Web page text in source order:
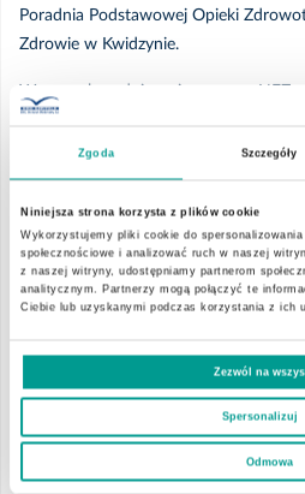
Zgoda Szczegóły
Niniejsza strona korzysta z plików cookie
Wykorzystujemy pliki cookie do
społecznościowe i analizować ruch w naszej
z naszej witryny, udostępniamy partnerom
analitycznym. Partnerzy mogą połączyć te
Ciebie lub uzyskanymi podczas korzystania z ich
Zezwól na
Spersonalizuj
Odmowa
Listopad
Październik
Wrzesień
Lipiec
Czerwiec
Marzec
Luty
Poradnia Podstawowej Opieki
Zdrowie w Kwidzynie.
bezpłatne świadczenia medyczne w
zdrowotnej (POZ):
usług pielęgniarki i położnej
pomiar wagi
pomiar ciśnienia tętniczego
EKG z zalecenia lekarza POZ
iniekcje z zalecenia lekarza POZ
sczepienia dorośli - z zalecenia